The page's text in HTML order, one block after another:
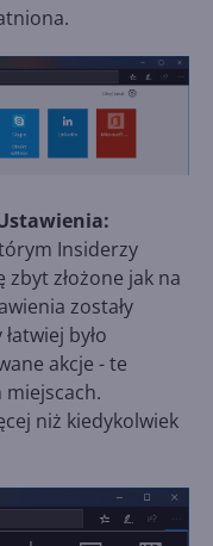
Insiderzy
zbyt złożone jak na
zostały
było
akcje - te
miejscach.
niż kiedykolwiek